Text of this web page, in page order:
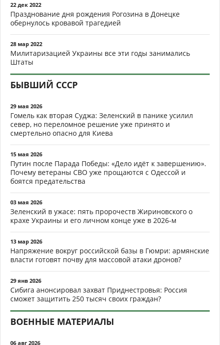
22 дек 2022
Празднование дня рождения Рогозина в Донецке
обернулось кровавой трагедией
28 мар 2022
Милитаризацией Украины все эти годы занимались
Штаты
БЫВШИЙ СССР
29 мая 2026
Гомель как вторая Суджа: Зеленский в панике усилил
север, но переломное решение уже принято и
смертельно опасно для Киева
15 мая 2026
Путин после Парада Победы: «Дело идёт к завершению».
Почему ветераны СВО уже прощаются с Одессой и
боятся предательства
03 мая 2026
Зеленский в ужасе: пять пророчеств Жириновского о
крахе Украины и его личном конце уже в 2026-м
13 мар 2026
Напряжение вокруг российской базы в Гюмри: армянские
власти готовят почву для массовой атаки дронов?
29 янв 2026
Сибига анонсировал захват Приднестровья: Россия
сможет защитить 250 тысяч своих граждан?
ВОЕННЫЕ МАТЕРИАЛЫ
06 авг 2026